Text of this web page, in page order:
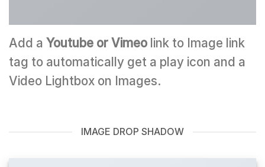
Add a Youtube or Vimeo link to Image link
tag to automatically get a play icon and a
Video Lightbox on Images.
IMAGE DROP SHADOW